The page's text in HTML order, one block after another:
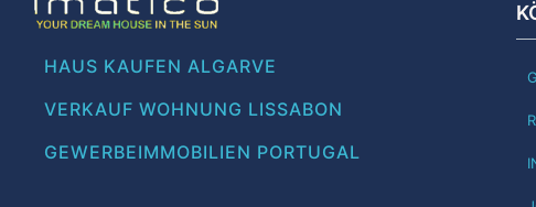
HAUS KAUFEN ALGARVE
VERKAUF WOHNUNG LISSABON
GEWERBEIMMOBILIEN PORTUGAL